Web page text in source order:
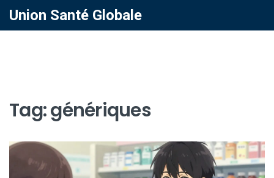
Union Santé Globale
Tag: génériques